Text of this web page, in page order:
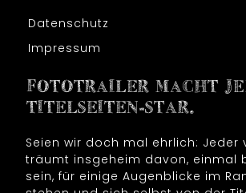
Datenschutz
Impressum
FOTOTRAILER MACHT
TITELSEITEN-STAR.
Seien wir doch mal ehrlich: Jeder
träumt insgeheim davon, einmal
sein, für einige Augenblicke im